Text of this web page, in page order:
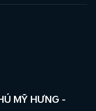
MỸ HƯNG -